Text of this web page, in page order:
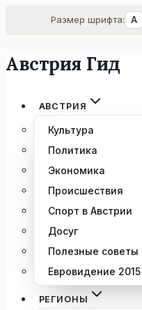
Размер шрифта: А
Перейти
содержимому
Австрия Гид
АВСТРИЯ
Культура
Политика
Экономика
Происшествия
Спорт в Австрии
Досуг
Полезные советы
Евровидение 2015
РЕГИОНЫ